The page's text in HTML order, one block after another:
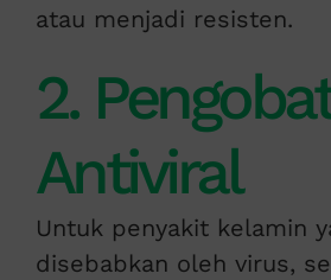
atau menjadi resisten.
2.
Antiviral
Untuk penyakit kelamin
disebabkan oleh virus,